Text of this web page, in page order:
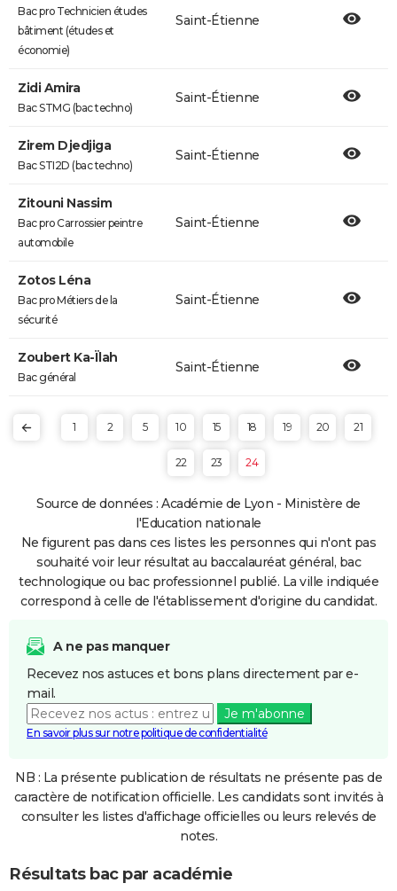
Bac pro Technicien études
bâtiment (études et
économie)
Saint-Étienne
Zidi Amira
Bac STMG (bac techno)
Saint-Étienne
Zirem Djedjiga
Bac STI2D (bac techno)
Saint-Étienne
Zitouni Nassim
Bac pro Carrossier peintre
automobile
Saint-Étienne
Zotos Léna
Bac pro Métiers de la
sécurité
Saint-Étienne
Zoubert Ka-Ïlah
Bac général
Saint-Étienne
1 2 5 10 15 18 19 20 21
22 23 24
Source de données : Académie de Lyon - Ministère de
l'Education nationale
Ne figurent pas dans ces listes les personnes qui n'ont pas
souhaité voir leur résultat au baccalauréat général, bac
technologique ou bac professionnel publié. La ville indiquée
correspond à celle de l'établissement d'origine du candidat.
A ne pas manquer
Recevez nos astuces et bons plans directement par e-
mail.
Je m'abonne
En savoir plus sur notre politique de confidentialité
NB : La présente publication de résultats ne présente pas de
caractère de notification officielle. Les candidats sont invités à
consulter les listes d'affichage officielles ou leurs relevés de
notes.
Résultats bac par académie